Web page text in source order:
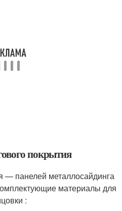
покрытия
— панелей металлосайдинга
материалы для
: